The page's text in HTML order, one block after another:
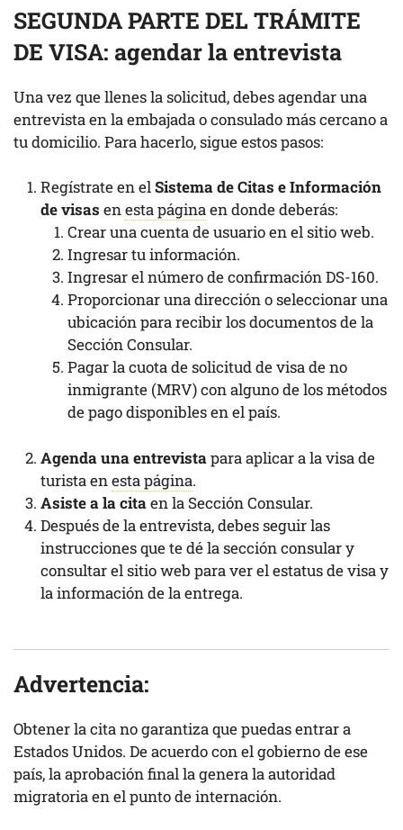
SEGUNDA PARTE DEL TRÁMITE
DE VISA: agendar la entrevista
Una vez que llenes la solicitud, debes agendar una
entrevista en la embajada o consulado más cercano a
tu domicilio. Para hacerlo, sigue estos pasos:
Regístrate en elSistema de Citas e Información
de visas enesta páginaen donde deberás:
Crear una cuenta de usuario en el sitio web.
Ingresar tu información.
Ingresar el número de confirmación DS-160.
Proporcionar una dirección o seleccionar una
ubicación para recibir los documentos de la
Sección Consular.
Pagar la cuota de solicitud de visa de no
inmigrante (MRV) con alguno de los métodos
de pago disponibles en el país.
Agenda una entrevistapara aplicar a la visa de
turista enesta página.
Asiste a la citaen la Sección Consular.
Después de la entrevista, debes seguir las
instrucciones que te dé la sección consular y
consultar el sitio web para ver el estatus de visa y
la información de la entrega.
Advertencia:
Obtener la cita no garantiza que puedas entrar a
Estados Unidos. De acuerdo con el gobierno de ese
país, la aprobación final la genera la autoridad
migratoria en el punto de internación.